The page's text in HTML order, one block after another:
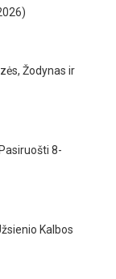
Žodynas ir
8-
Kalbos